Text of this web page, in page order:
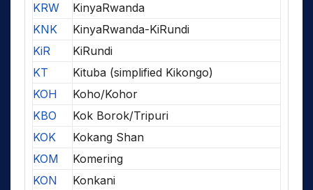
KRW
KinyaRwanda
KNK
KinyaRwanda-KiRundi
KiR
KiRundi
KT
Kituba (simplified Kikongo)
KOH
Koho/Kohor
KBO
Kok Borok/Tripuri
KOK
Kokang Shan
KOM
Komering
KON
Konkani